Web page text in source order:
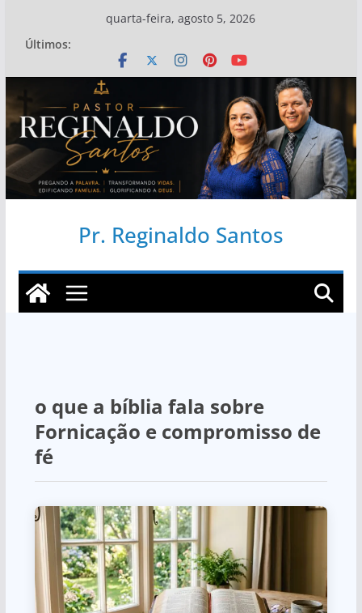
conteúdo
quarta-feira, agosto 5, 2026
Últimos:
Pr. Reginaldo Santos
o que a bíblia fala sobre
Fornicação e compromisso de
fé